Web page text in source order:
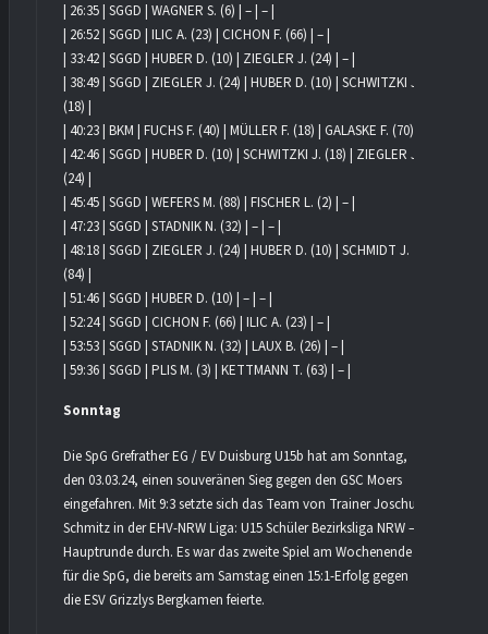
| 26:35 | SGGD | WAGNER S. (6) | – | – |
| 26:52 | SGGD | ILIC A. (23) | CICHON F. (66) | – |
| 33:42 | SGGD | HUBER D. (10) | ZIEGLER J. (24) | – |
| 38:49 | SGGD | ZIEGLER J. (24) | HUBER D. (10) | SCHWITZKI J.
(18) |
| 40:23 | BKM | FUCHS F. (40) | MÜLLER F. (18) | GALASKE F. (70) |
| 42:46 | SGGD | HUBER D. (10) | SCHWITZKI J. (18) | ZIEGLER J.
(24) |
| 45:45 | SGGD | WEFERS M. (88) | FISCHER L. (2) | – |
| 47:23 | SGGD | STADNIK N. (32) | – | – |
| 48:18 | SGGD | ZIEGLER J. (24) | HUBER D. (10) | SCHMIDT J.
(84) |
| 51:46 | SGGD | HUBER D. (10) | – | – |
| 52:24 | SGGD | CICHON F. (66) | ILIC A. (23) | – |
| 53:53 | SGGD | STADNIK N. (32) | LAUX B. (26) | – |
| 59:36 | SGGD | PLIS M. (3) | KETTMANN T. (63) | – |
Sonntag
Die SpG Grefrather EG / EV Duisburg U15b hat am Sonntag,
den 03.03.24, einen souveränen Sieg gegen den GSC Moers
eingefahren. Mit 9:3 setzte sich das Team von Trainer Joschua
Schmitz in der EHV-NRW Liga: U15 Schüler Bezirksliga NRW –
Hauptrunde durch. Es war das zweite Spiel am Wochenende
für die SpG, die bereits am Samstag einen 15:1-Erfolg gegen
die ESV Grizzlys Bergkamen feierte.